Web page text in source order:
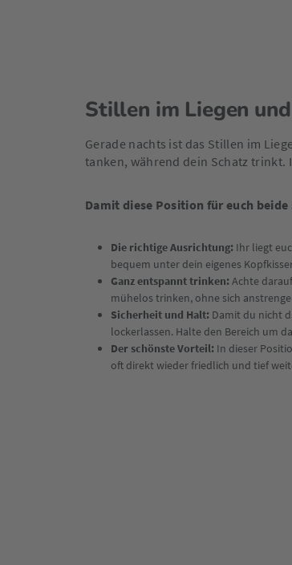
Stillen im Liegen
Gerade nachts ist das Stillen im
tanken, während dein Schatz trinkt.
Damit diese Position für euch
Die richtige Ausrichtung: Ihr liegt
bequem unter dein eigenes
Ganz entspannt trinken: Achte
mühelos trinken, ohne sich
Sicherheit und Halt: Damit du nicht
lockerlassen. Halte den Bereich um
Der schönste Vorteil: In dieser
oft direkt wieder friedlich und tief